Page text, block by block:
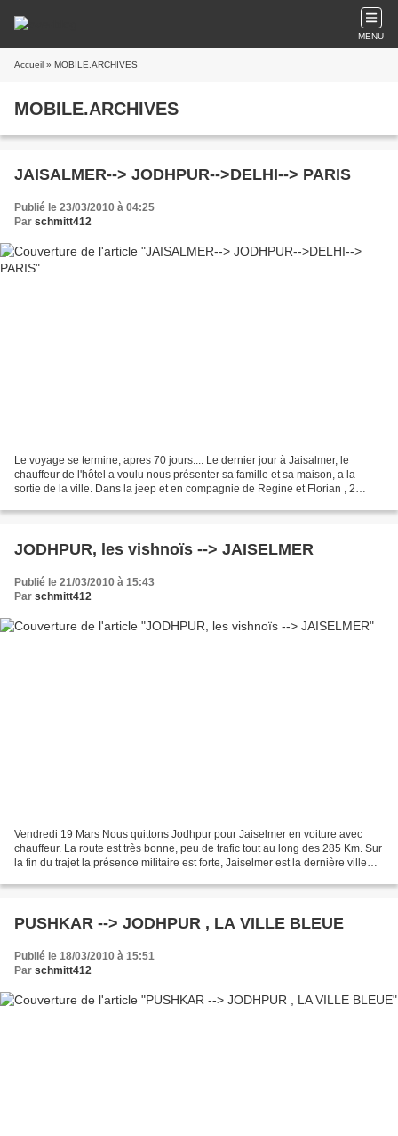
MENU
Accueil » MOBILE.ARCHIVES
MOBILE.ARCHIVES
JAISALMER--> JODHPUR-->DELHI--> PARIS
Publié le 23/03/2010 à 04:25
Par schmitt412
Le voyage se termine, apres 70 jours.... Le dernier jour à Jaisalmer, le
chauffeur de l'hôtel a voulu nous présenter sa famille et sa maison, a la
sortie de la ville. Dans la jeep et en compagnie de Regine et Florian , 2
JODHPUR, les vishnoïs --> JAISELMER
Publié le 21/03/2010 à 15:43
Par schmitt412
Vendredi 19 Mars Nous quittons Jodhpur pour Jaiselmer en voiture avec
chauffeur. La route est très bonne, peu de trafic tout au long des 285 Km. Sur
la fin du trajet la présence militaire est forte, Jaiselmer est la dernière ville
PUSHKAR --> JODHPUR , LA VILLE BLEUE
Publié le 18/03/2010 à 15:51
Par schmitt412